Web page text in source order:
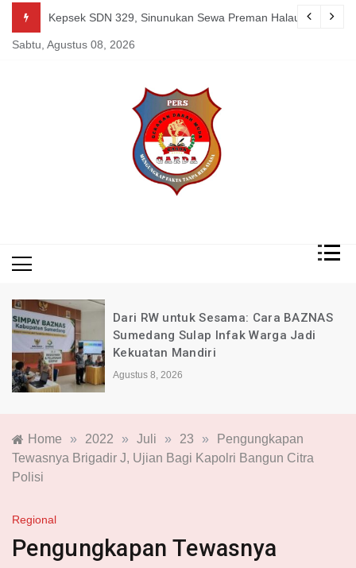
content
Tetap Berkarya dan Mandiri Agustus 07, 2026
Kepsek SDN 329, Sinunukan Sewa Preman Halau LSM
Sabtu, Agustus 08, 2026
Dari RW untuk Sesama: Cara BAZNAS
Sumedang Sulap Infak Warga Jadi
Kekuatan Mandiri
Agustus 8, 2026
Home » 2022 » Juli » 23 »
Pengungkapan
Tewasnya Brigadir J, Ujian Bagi Kapolri Bangun Citra
Polisi
Regional
Pengungkapan Tewasnya